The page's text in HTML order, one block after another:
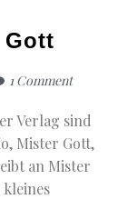
Gott
1 Comment
Verlag sind
Mister Gott,
an Mister
kleines